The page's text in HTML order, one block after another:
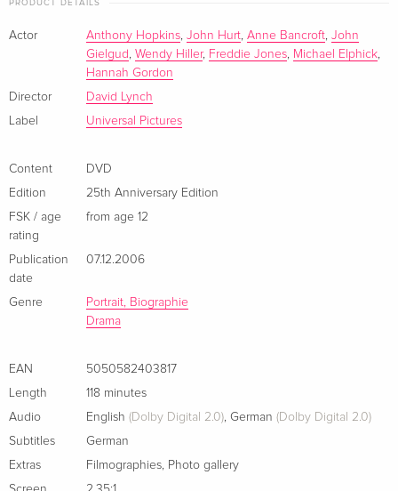
Sold out
Version inédite, b/w, Restored
French
Studio Canal Classics
French
b/w
Indimenticabili, b/w
Italian
EUR 22.49
b/w
geben. Nach anfänglicher Skepsis ist schliesslich auch das
dortige Personal einverstanden, als sich zeigt, dass in dem
„Elefantenmenschen“ ein sensibler und intelligenter
Charakter schlummert. Doch trotz der fruchtbaren
Bemühungen des Arztes, John Merrick in die Gesellschaft
menschlichen Grausamkeit.
PRODUCT DETAILS
Actor Anthony Hopkins, John Hurt, Anne Bancroft, John
Gielgud, Wendy Hiller, Freddie Jones, Michael Elphick,
Hannah Gordon
Director
David Lynch
Label
Universal Pictures
Content
DVD
Edition
25th Anniversary Edition
FSK / age
rating
from age 12
Publication
date
07.12.2006
Genre
Portrait, Biographie
Drama
EAN
5050582403817
Length
118 minutes
Audio
English (Dolby Digital 2.0), German (Dolby Digital 2.0)
Subtitles
German
Extras
Filmographies, Photo gallery